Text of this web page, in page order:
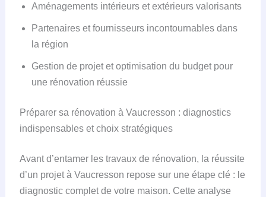
Aménagements intérieurs et extérieurs valorisants
Partenaires et fournisseurs incontournables dans
la région
Gestion de projet et optimisation du budget pour
une rénovation réussie
Préparer sa rénovation à Vaucresson : diagnostics
indispensables et choix stratégiques
Avant d’entamer les travaux de rénovation, la réussite
d’un projet à Vaucresson repose sur une étape clé : le
diagnostic complet de votre maison. Cette analyse